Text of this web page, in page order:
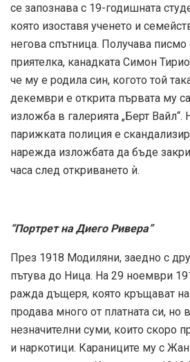
се запознава с 19-годишната
която изоставя ученето и
негова спътница. Получава
приятелка, канадката Симон
че му е родила син, когото той
декември е открита първата му
изложба в галерията „Берт Вайл“.
парижката полиция е
нарежда изложбата да бъде
часа след откриването ѝ.
“Портрет на Диего Ривера”
През 1918 Модиляни, заедно с
пътува до Ница. На 29 ноември
ражда дъщеря, която кръщават
продава много от платната си, но
незначителни суми, които скоро
и наркотици. Караниците му с